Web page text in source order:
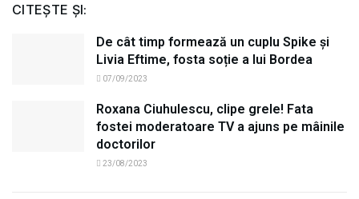
CITEȘTE ȘI:
De cât timp formează un cuplu Spike și
Livia Eftime, fosta soție a lui Bordea
07/09/2023
Roxana Ciuhulescu, clipe grele! Fata
fostei moderatoare TV a ajuns pe mâinile
doctorilor
23/08/2023